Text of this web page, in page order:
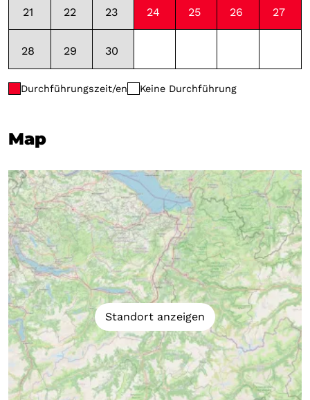
21 22 23 24 25 26 27
28 29 30
Durchführungszeit/en Keine Durchführung
Map
Standort anzeigen